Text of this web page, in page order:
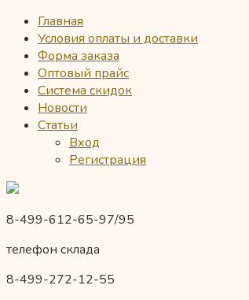
Главная
Условия оплаты и доставки
Форма заказа
Оптовый прайс
Система скидок
Новости
Статьи
Вход
Регистрация
8-499-612-65-97/95
телефон склада
8-499-272-12-55